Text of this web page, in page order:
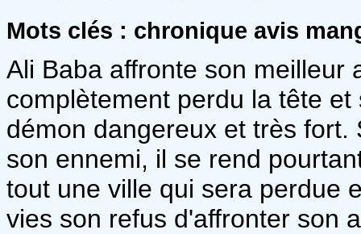
Mots clés : chronique avis
Ali Baba affronte son meilleur
complètement perdu la tête
démon dangereux et très
son ennemi, il se rend
tout une ville qui sera perdue
vies son refus d'affronter son